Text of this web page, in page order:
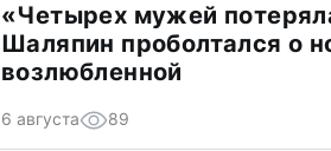
«Четырех мужей
Шаляпин проболтался о
возлюбленной
6 августа 89